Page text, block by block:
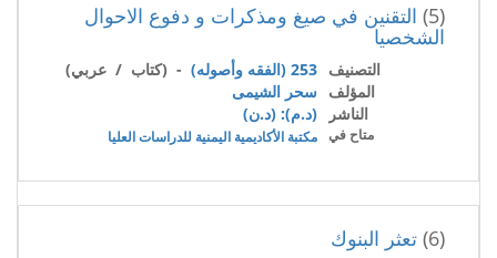
(5) التقنين في صيغ ومذكرات و دفوع الاحوال
الشخصيا
التصنيف 253 (الفقه وأصوله)
- (كتاب / عربي)
المؤلف سحر الشيمى
الناشر
(د.م): (د.ن)
متاح في مكتبة الأكاديمية اليمنية للدراسات العليا
(6) تعثر البنوك